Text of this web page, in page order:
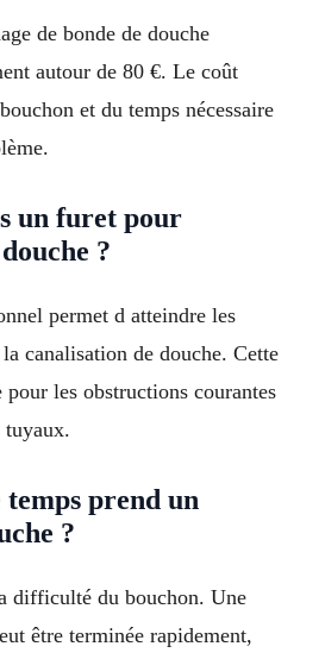
de bonde de douche
autour de 80 €. Le coût
et du temps nécessaire
un furet pour
?
permet d atteindre les
canalisation de douche. Cette
les obstructions courantes
tuyaux.
temps prend un
?
difficulté du bouchon. Une
être terminée rapidement,